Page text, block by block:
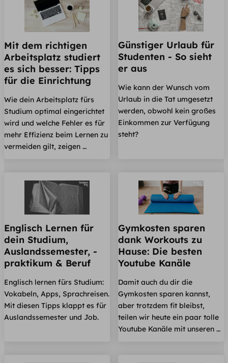
Mit dem richtigen
Arbeitsplatz studiert
es sich besser: Tipps
für die Einrichtung
Wie dein Arbeitsplatz fürs
Studium optimal eingerichtet
wird und welche Fehler es für
mehr Effizienz beim Lernen zu
vermeiden gilt, zeigen …
Günstiger Urlaub für
Studenten - So sieht
er aus
Wie kann der Wunsch vom
Urlaub in die Tat umgesetzt
werden, obwohl kein großes
Einkommen zur Verfügung
steht?
Englisch Lernen für
dein Studium,
Auslandssemester, -
praktikum & Beruf
Englisch lernen fürs Studium:
Vokabeln, Apps, Sprachreisen.
Mit diesen Tipps klappt es für
Auslandssemester und Job.
Gymkosten sparen
dank Workouts zu
Hause: Die besten
Youtube Kanäle
Damit auch du dir die
Gymkosten sparen kannst,
aber trotzdem fit bleibst,
teilen wir heute ein paar tolle
Youtube Kanäle mit unseren …